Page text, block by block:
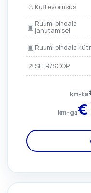
♨ Küttevõimsus
▣ Ruumi pindala
jahutamisel
▣ Ruumi pindala
↗ SEER/SCOP
km-ta
km-ga€